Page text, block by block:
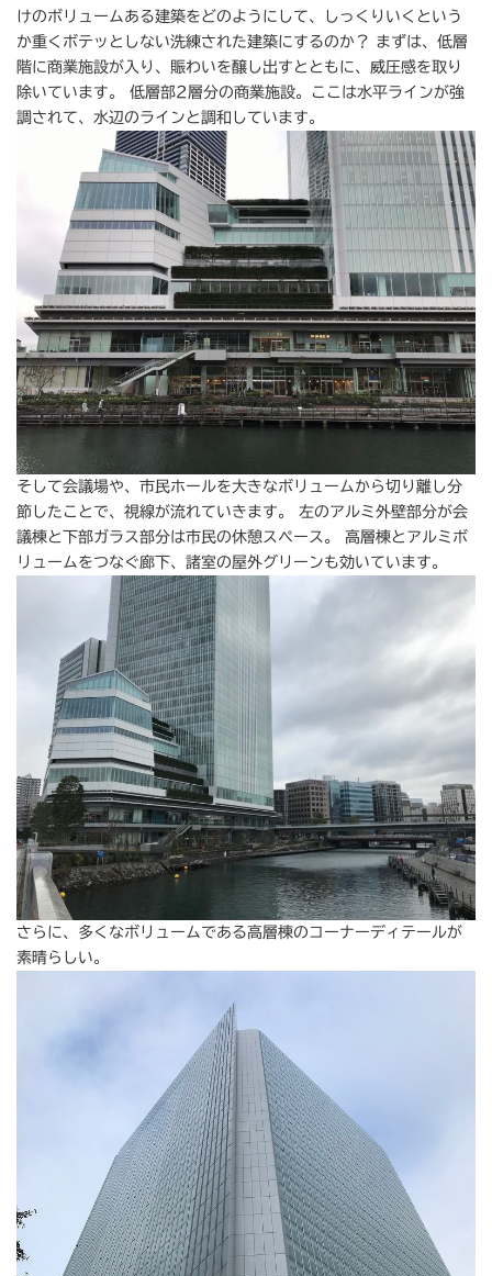
けのボリュームある建築をどのようにして、しっくりいくという
か重くボテッとしない洗練された建築にするのか？ まずは、低層
階に商業施設が入り、賑わいを醸し出すとともに、威圧感を取り
除いています。 低層部2層分の商業施設。ここは水平ラインが強
調されて、水辺のラインと調和しています。
そして会議場や、市民ホールを大きなボリュームから切り離し分
節したことで、視線が流れていきます。 左のアルミ外壁部分が会
議棟と下部ガラス部分は市民の休憩スペース。 高層棟とアルミボ
リュームをつなぐ廊下、諸室の屋外グリーンも効いています。
さらに、多くなボリュームである高層棟のコーナーディテールが
素晴らしい。